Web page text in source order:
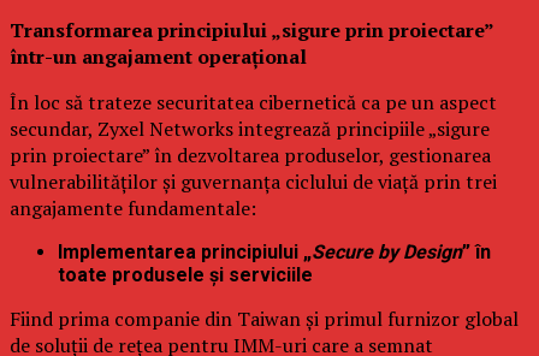
Transformarea principiului „sigure prin proiectare”
într-un angajament operațional
În loc să trateze securitatea cibernetică ca pe un aspect
secundar, Zyxel Networks integrează principiile „sigure
prin proiectare” în dezvoltarea produselor, gestionarea
vulnerabilităților și guvernanța ciclului de viață prin trei
angajamente fundamentale:
Implementarea principiului „Secure by Design” în
toate produsele și serviciile
Fiind prima companie din Taiwan și primul furnizor global
de soluții de rețea pentru IMM-uri care a semnat